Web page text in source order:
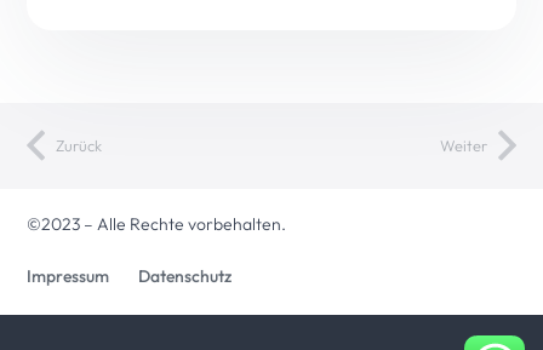
Zurück Weiter
©2023 – Alle Rechte vorbehalten.
Impressum Datenschutz